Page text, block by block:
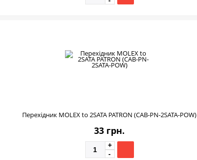
Перехідник MOLEX to 2SATA PATRON (CAB-PN-2SATA-POW)
33 грн.